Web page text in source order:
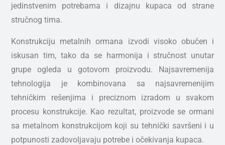
jedinstvenim potrebama i dizajnu kupaca od strane
stručnog tima.
Konstrukciju metalnih ormana izvodi visoko obučen i
iskusan tim, tako da se harmonija i stručnost unutar
grupe ogleda u gotovom proizvodu. Najsavremenija
tehnologija je kombinovana sa najsavremenijim
tehničkim rešenjima i preciznom izradom u svakom
procesu konstrukcije. Kao rezultat, proizvode se ormani
sa metalnom konstrukcijom koji su tehnički savršeni i u
potpunosti zadovoljavaju potrebe i očekivanja kupaca.